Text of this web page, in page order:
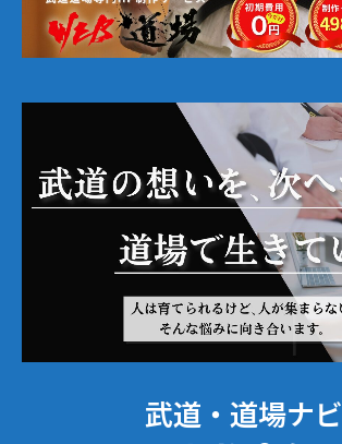
武道・道場ナビ